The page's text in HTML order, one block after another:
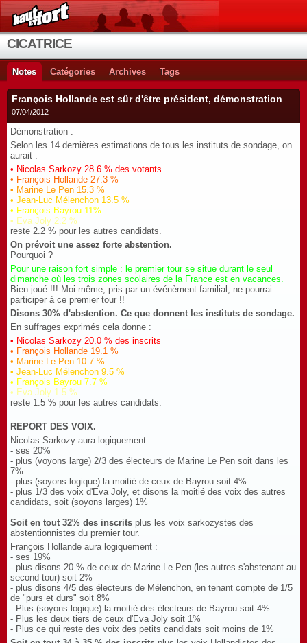
CICATRICE
Notes Catégories Archives Tags
François Hollande est sûr d'être président, démonstration
07/04/2012
Démonstration :
Selon les 14 dernières estimations de tous les instituts de sondage, on
aurait :
• Nicolas Sarkozy 28.6 % des votants
• François Hollande 27.3 %
• Marine Le Pen 15.3 %
• Jean-Luc Mélenchon 13.5 %
• François Bayrou 11%
• Eva Joly 2.2 %
reste 2.2 % pour les autres candidats.
On prévoit une assez forte abstention.
Pourquoi ?
Pour une raison fort simple : le premier tour se situe durant le seul
dimanche où les trois zones scolaires de la France est en vacances.
Bien joué !!! Moi-même, pris par un événèment familial, ne pourrai
participer à ce premier tour !!
Disons 30% d'abstention. Ce que donnent les instituts de sondage.
En suffrages exprimés cela donne :
• Nicolas Sarkozy 20.0 % des inscrits
• François Hollande 19.1 %
• Marine Le Pen 10.7 %
• Jean-Luc Mélenchon 9.5 %
• François Bayrou 7.7 %
• Eva Joly 1.5 %
reste 1.5 % pour les autres candidats.
REPORT DES VOIX.
Nicolas Sarkozy aura logiquement :
- ses 20%
- plus (voyons large) 2/3 des électeurs de Marine Le Pen soit dans les
7%
- plus (soyons logique) la moitié de ceux de Bayrou soit 4%
- plus 1/3 des voix d'Eva Joly, et disons la moitié des voix des autres
candidats, soit (soyons larges) 1%
Soit en tout 32% des inscrits plus les voix sarkozystes des
abstentionnistes du premier tour.
François Hollande aura logiquement :
- ses 19%
- plus disons 20 % de ceux de Marine Le Pen (les autres s'abstenant au
second tour) soit 2%
- plus disons 4/5 des électeurs de Mélenchon, en tenant compte de 1/5
de "purs et durs" soit 8%
- Plus (soyons logique) la moitié des électeurs de Bayrou soit 4%
- Plus les deux tiers de ceux d'Eva Joly soit 1%
- Plus ce qui reste des voix des petits candidats soit moins de 1%